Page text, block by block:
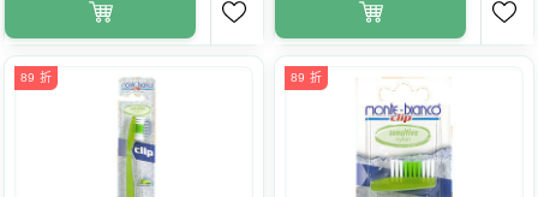
89 折 89 折